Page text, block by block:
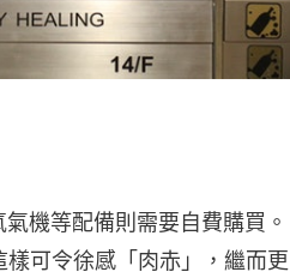
機等配備則需要自費購買。
可令徐感「肉赤」，繼而更